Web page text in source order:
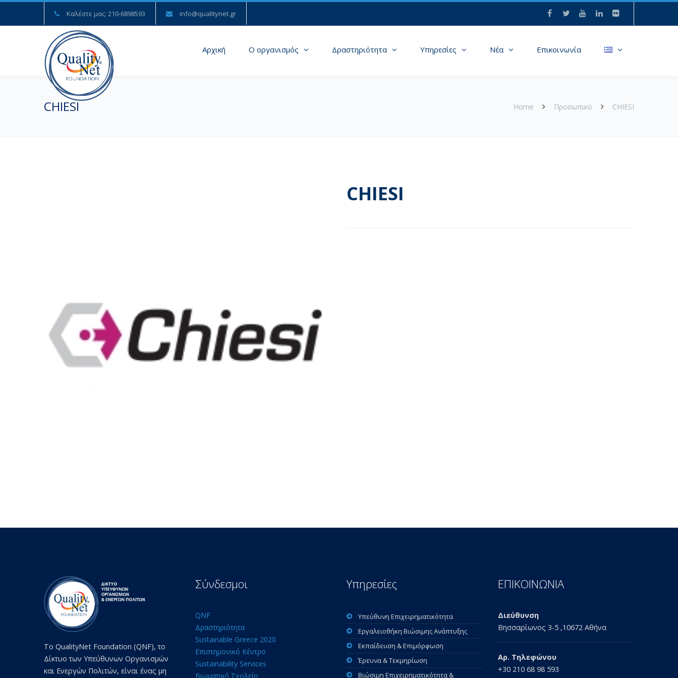
Καλέστε μας: 210-6898593 info@qualitynet.gr
Αρχική Ο οργανισμός Δραστηριότητα Υπηρεσίες Νέα Επικοινωνία
CHIESI Home Προσωπικό CHIESI
CHIESI
Το QualityNet Foundation (QNF), το
Δίκτυο των Υπεύθυνων Οργανισμών
και Ενεργών Πολιτών, είναι ένας μη
Σύνδεσμοι
QNF
Δραστηριότητα
Sustainable Greece 2020
Επιστημονικό Κέντρο
Sustainability Services
Βιωματικό Σχολείο
Υπηρεσίες
Υπεύθυνη Επιχειρηματικότητα
Εργαλειοθήκη Βιώσιμης Ανάπτυξης
Εκπαίδευση & Επιμόρφωση
Έρευνα & Τεκμηρίωση
Βιώσιμη Επιχειρηματικότητα &
ΕΠΙΚΟΙΝΩΝΙΑ
Διεύθυνση
Βησσαρίωνος 3-5 ,10672 Αθήνα
Αρ. Τηλεφώνου
+30 210 68 98 593